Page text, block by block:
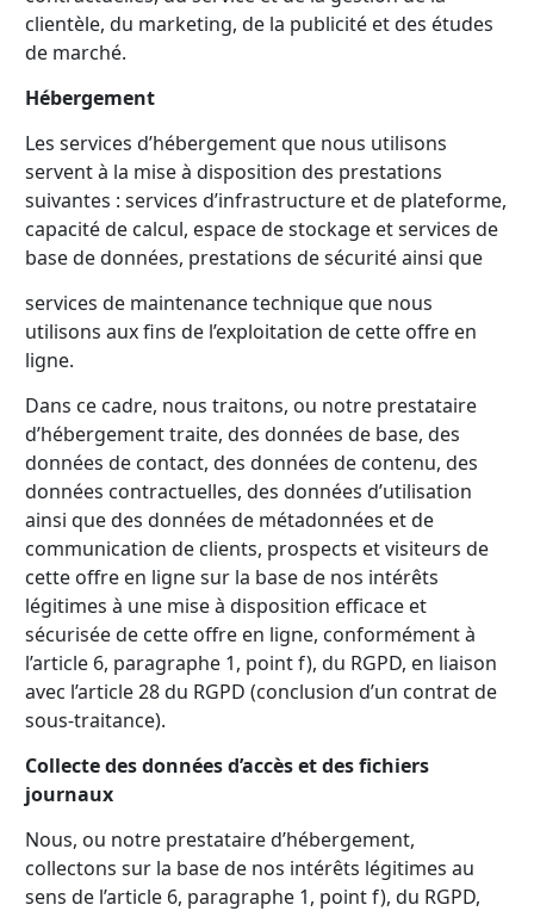
clientèle, du marketing, de la publicité et des études
de marché.
Hébergement
Les services d’hébergement que nous utilisons
servent à la mise à disposition des prestations
suivantes : services d’infrastructure et de plateforme,
capacité de calcul, espace de stockage et services de
base de données, prestations de sécurité ainsi que
services de maintenance technique que nous
utilisons aux fins de l’exploitation de cette offre en
ligne.
Dans ce cadre, nous traitons, ou notre prestataire
d’hébergement traite, des données de base, des
données de contact, des données de contenu, des
données contractuelles, des données d’utilisation
ainsi que des données de métadonnées et de
communication de clients, prospects et visiteurs de
cette offre en ligne sur la base de nos intérêts
légitimes à une mise à disposition efficace et
sécurisée de cette offre en ligne, conformément à
l’article 6, paragraphe 1, point f), du RGPD, en liaison
avec l’article 28 du RGPD (conclusion d’un contrat de
sous-traitance).
Collecte des données d’accès et des fichiers
journaux
Nous, ou notre prestataire d’hébergement,
collectons sur la base de nos intérêts légitimes au
sens de l’article 6, paragraphe 1, point f), du RGPD,